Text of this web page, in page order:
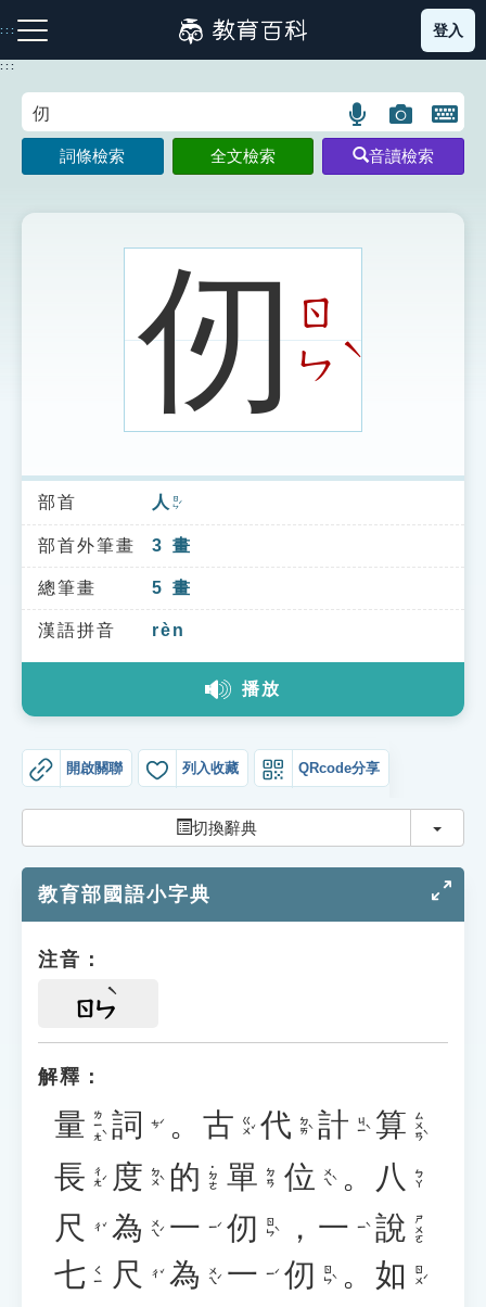
到
主
:::
注音索引圖示 筆畫索引圖示 部首索引表圖示
索引選單
知識索引
單字索引
生命大百科索引
教學應用
貓頭鷹博士
登入
:::
語
言
搜
示
圖
片
搜
開
鍵
圖
詞條檢索 全文檢索 音讀檢索
仞ㄖ
ㄣˋ
部首 人 ㄖㄣˊ
部首外筆畫 3 畫
總筆畫 5 畫
漢語拼音 rèn
播放
開啟關聯 列入收藏 QRcode分享
切換辭典 切換
教育部國語小字典
注音：
ㄖㄣ
解釋：
量 ㄌㄧㄤˋ 詞 ㄘˊ 。 古 ㄍㄨˇ 代 ㄉㄞˋ 計 ㄐㄧˋ 算 ㄙㄨㄢˋ
長 ㄔㄤˊ 度 ㄉㄨˋ 的 ˙ㄉㄜ 單 ㄉㄢ 位 ㄨㄟˋ 。 八 ㄅㄚ
尺 ㄔˇ 為 ㄨㄟˊ 一 ㄧˊ 仞 ㄖㄣˋ ， 一 ㄧˋ 說 ㄕㄨㄛ
七 ㄑㄧ 尺 ㄔˇ 為 ㄨㄟˊ 一 ㄧˊ 仞 ㄖㄣˋ 。 如 ㄖㄨˊ